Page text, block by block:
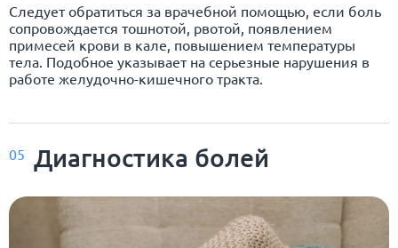
Следует обратиться за врачебной помощью, если боль
сопровождается тошнотой, рвотой, появлением
примесей крови в кале, повышением температуры
тела. Подобное указывает на серьезные нарушения в
работе желудочно-кишечного тракта.
05 Диагностика болей